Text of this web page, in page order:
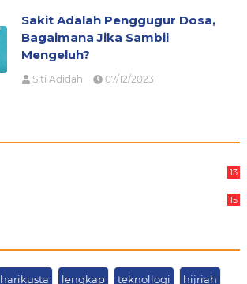
Sakit Adalah Penggugur Dosa,
Bagaimana Jika Sambil
Mengeluh?
Siti Adidah 07/12/2023
13
15
harikusta lengkap teknollogi hijriah